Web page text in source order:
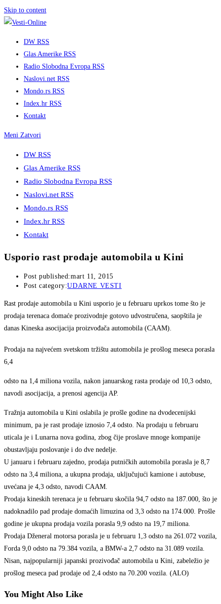
Skip to content
DW RSS
Glas Amerike RSS
Radio Slobodna Evropa RSS
Naslovi.net RSS
Mondo.rs RSS
Index.hr RSS
Kontakt
Meni Zatvori
DW RSS
Glas Amerike RSS
Radio Slobodna Evropa RSS
Naslovi.net RSS
Mondo.rs RSS
Index.hr RSS
Kontakt
Usporio rast prodaje automobila u Kini
Post published:mart 11, 2015
Post category:UDARNE VESTI
Rast prodaje automobila u Kini usporio je u februaru uprkos tome što je
prodaja terenaca domaće prozivodnje gotovo udvostručena, saopštila je
danas Kineska asocijacija proizvođača automobila (CAAM).
Prodaja na najvećem svetskom tržištu automobila je prošlog meseca porasla
6,4
odsto na 1,4 miliona vozila, nakon januarskog rasta prodaje od 10,3 odsto,
navodi asocijacija, a prenosi agencija AP.
Tražnja automobila u Kini oslabila je prošle godine na dvodecenijski
minimum, pa je rast prodaje iznosio 7,4 odsto. Na prodaju u februaru
uticala je i Lunarna nova godina, zbog čije proslave mnoge kompanije
obustavljaju poslovanje i do dve nedelje.
U januaru i februaru zajedno, prodaja putničkih automobila porasla je 8,7
odsto na 3,4 miliona, a ukupna prodaja, uključujući kamione i autobuse,
uvećana je 4,3 odsto, navodi CAAM.
Prodaja kineskih terenaca je u februaru skočila 94,7 odsto na 187.000, što je
nadoknadilo pad prodaje domaćih limuzina od 3,3 odsto na 174.000. Prošle
godine je ukupna prodaja vozila porasla 9,9 odsto na 19,7 miliona.
Prodaja Dženeral motorsa porasla je u februaru 1,3 odsto na 261.072 vozila,
Forda 9,0 odsto na 79.384 vozila, a BMW-a 2,7 odsto na 31.089 vozila.
Nisan, najpopularniji japanski prozivođač automobila u Kini, zabeležio je
prošlog meseca pad prodaje od 2,4 odsto na 70.200 vozila. (ALO)
You Might Also Like